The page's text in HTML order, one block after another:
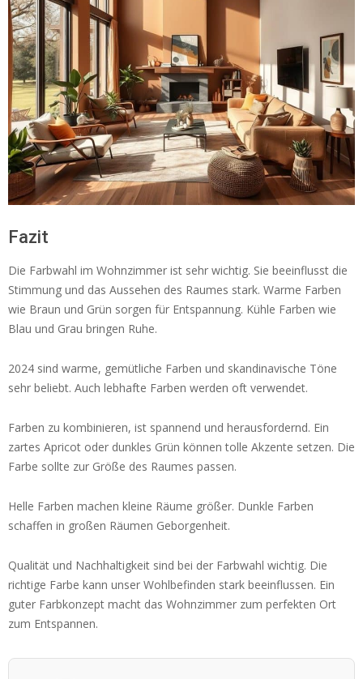
Fazit
Die Farbwahl im Wohnzimmer ist sehr wichtig. Sie beeinflusst die
Stimmung und das Aussehen des Raumes stark. Warme Farben
wie Braun und Grün sorgen für Entspannung. Kühle Farben wie
Blau und Grau bringen Ruhe.
2024 sind warme, gemütliche Farben und skandinavische Töne
sehr beliebt. Auch lebhafte Farben werden oft verwendet.
Farben zu kombinieren, ist spannend und herausfordernd. Ein
zartes Apricot oder dunkles Grün können tolle Akzente setzen. Die
Farbe sollte zur Größe des Raumes passen.
Helle Farben machen kleine Räume größer. Dunkle Farben
schaffen in großen Räumen Geborgenheit.
Qualität und Nachhaltigkeit sind bei der Farbwahl wichtig. Die
richtige Farbe kann unser Wohlbefinden stark beeinflussen. Ein
guter Farbkonzept macht das Wohnzimmer zum perfekten Ort
zum Entspannen.